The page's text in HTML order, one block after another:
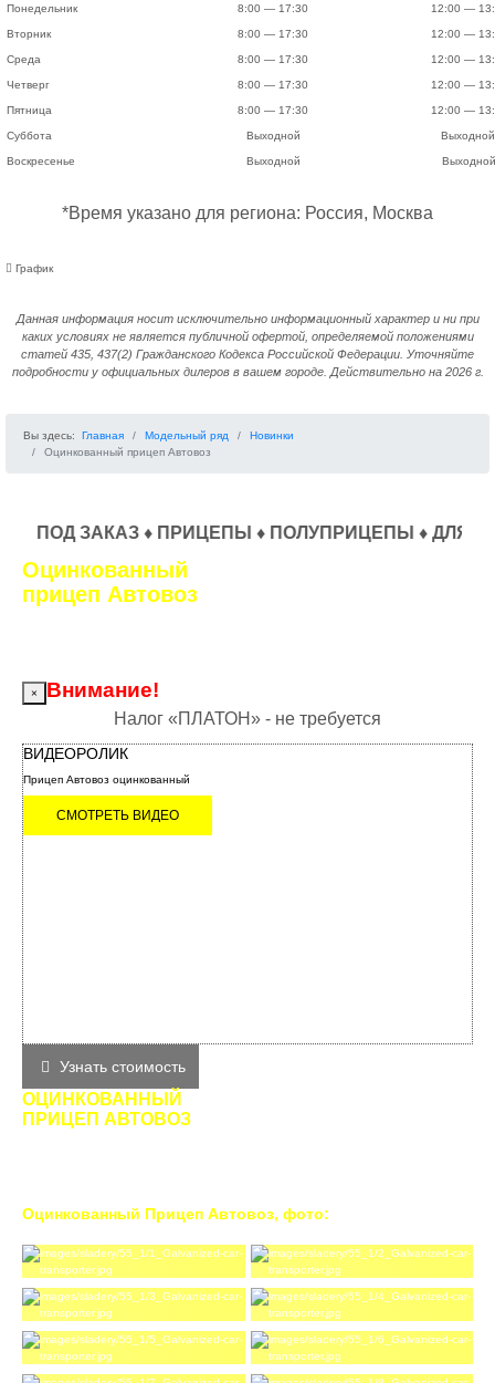
Понедельник
8:00 — 17:30 12:00 —
Вторник 8:00 — 17:30 12:00 —
Среда 8:00 — 17:30 12:00 —
Четверг 8:00 — 17:30 12:00 —
Пятница 8:00 — 17:30 12:00 —
Суббота Выходной Выходной
Воскресенье Выходной Выходной
*Время указано для региона: Россия, Москва
График
Данная информация носит исключительно информационный характер и ни при
каких условиях не является публичной офертой, определяемой положениями
статей 435, 437(2) Гражданского Кодекса Российской Федерации. Уточняйте
подробности у официальных дилеров в вашем городе. Действительно на 2026 г.
Вы здесь: Главная Модельный ряд
Новинки
Оцинкованный прицеп Автовоз
♦ ПРИЦЕПЫ ♦ ПОЛУПРИЦЕПЫ ♦ ДЛЯ
Оцинкованный
прицеп Автовоз
× Внимание!
Налог «ПЛАТОН» - не требуется
ВИДЕОРОЛИК
Прицеп Автовоз оцинкованный
СМОТРЕТЬ ВИДЕО
Узнать стоимость
ОЦИНКОВАННЫЙ
ПРИЦЕП АВТОВОЗ
Оцинкованный Прицеп Автовоз, фото: